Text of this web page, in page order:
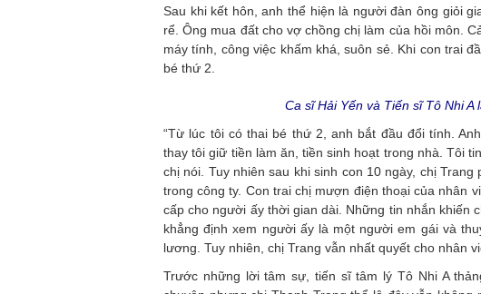
Sau khi kết hôn, anh thể hiện là người đàn ông giỏi
rể. Ông mua đất cho vợ chồng chị làm của hồi môn.
máy tính, công việc khấm khá, suôn sẻ. Khi con trai
bé thứ 2.
Ca sĩ Hải Yến và Tiến sĩ Tô Nhi A
“Từ lúc tôi có thai bé thứ 2, anh bắt đầu đổi tính.
thay tôi giữ tiền làm ăn, tiền sinh hoạt trong nhà. Tôi
chị nói. Tuy nhiên sau khi sinh con 10 ngày, chị
trong công ty. Con trai chị mượn điện thoại của nhân
cấp cho người ấy thời gian dài. Những tin nhắn khiến
khẳng định xem người ấy là một người em gái và
lương. Tuy nhiên, chị Trang vẫn nhất quyết cho nhân
Trước những lời tâm sự, tiến sĩ tâm lý Tô Nhi A